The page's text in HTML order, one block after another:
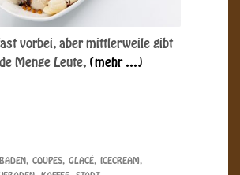
vorbei, aber mittlerweile gibt
Menge Leute, (mehr …)
BADEN COUPES GLACÉ
ICECREAM